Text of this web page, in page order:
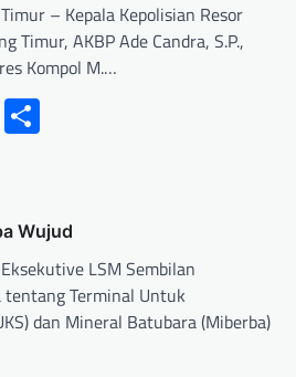
– Kepala Kepolisian Resor
Timur, AKBP Ade Candra, S.P.,
Kompol M.…
X
Wujud
LSM Sembilan
tentang Terminal Untuk
dan Mineral Batubara (Miberba)